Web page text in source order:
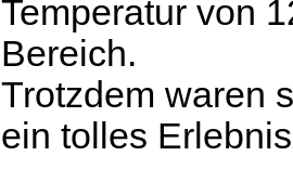
Temperatur von
Bereich.
Trotzdem waren
ein tolles